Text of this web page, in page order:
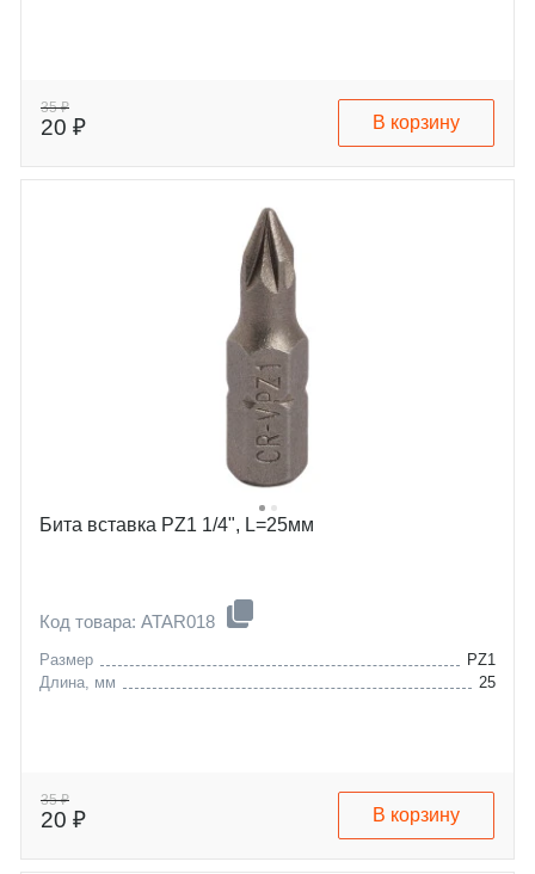
35 ₽
20 ₽ В корзину
Бита вставка PZ1 1/4", L=25мм
Код товара: ATAR018
Размер
PZ1
Длина, мм
25
35 ₽
20 ₽ В корзину